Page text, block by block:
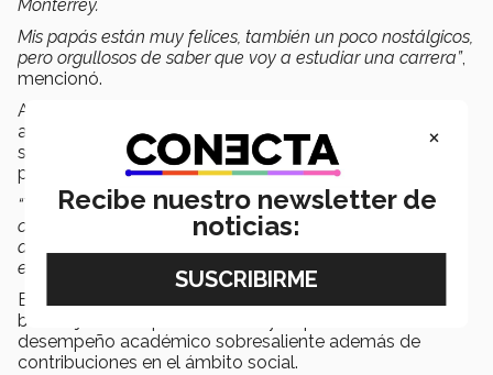
Monterrey.
Mis papás están muy felices, también un poco nostálgicos,
pero orgullosos de saber que voy a estudiar una carrera”,
mencionó.
Agregó que esta nueva experiencia profesional le ha
abierto las puertas a la posibilidad de seguir aportando
socialmente a toda la comunidad a través de nuevas
plataformas y grupos estudiantiles.
“Ya tuve la oportunidad de conocer un poco sobre las
cosas y los grupos que hay en el Tec, lo difícil ahora será
decidir en cuál de todos voy a participar, pero de lo que
estoy segura es que seguiré aportando”
El programa
beca a jóvenes que como Deisy López cuentan con un
desempeño académico sobresaliente además de
contribuciones en el ámbito social.
×
Recibe nuestro newsletter de
noticias: